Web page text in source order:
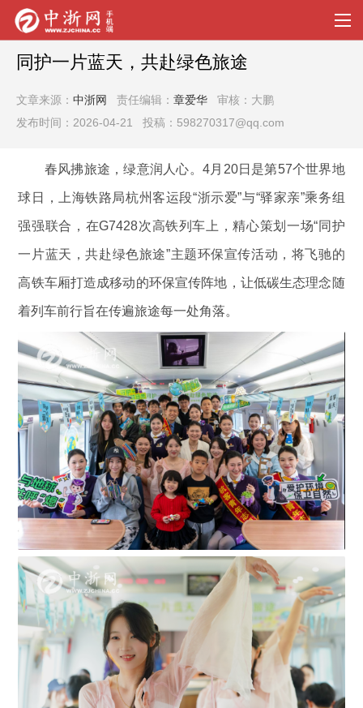
同护一片蓝天，共赴绿色旅途
文章来源： 中浙网 责任编辑： 章爱华 审核：大鹏
发布时间：2026-04-21 投稿：598270317@qq.com
春风拂旅途，绿意润人心。4月20日是第57个世界地
球日，上海铁路局杭州客运段“浙示爱”与“驿家亲”乘务组
强强联合，在G7428次高铁列车上，精心策划一场“同护
一片蓝天，共赴绿色旅途”主题环保宣传活动，将飞驰的
高铁车厢打造成移动的环保宣传阵地，让低碳生态理念随
着列车前行旨在传遍旅途每一处角落。